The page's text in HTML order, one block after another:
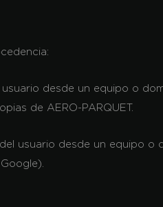
desde un equipo o
de AERO-PARQUET.
usuario desde un equipo